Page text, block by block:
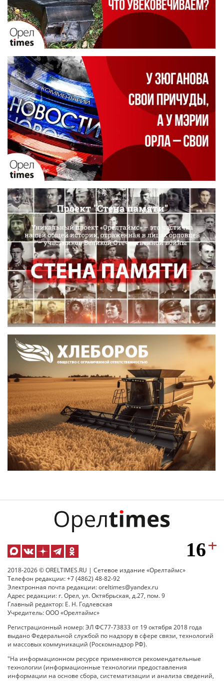
2018-2026 © ORELTIMES.RU | Сетевое издание «Орелтаймс»
Телефон редакции: +7 (4862) 48-82-92
Электронная почта редакции: oreltimes@yandex.ru
Адрес редакции: г. Орел, ул. Октябрьская, д.27, пом. 9
Главный редактор: Е. Н. Годлевская
Учредитель: ООО «Орелтаймс»
Регистрационный номер: ЭЛ ФС77-73833 от 19 октября 2018 года
выдано Федеральной службой по надзору в сфере связи, технологий
и массовых коммуникаций (Роскомнадзор РФ).
"На информационном ресурсе применяются рекомендательные
технологии (информационные технологии предоставления
информации на основе сбора, систематизации и анализа сведений,